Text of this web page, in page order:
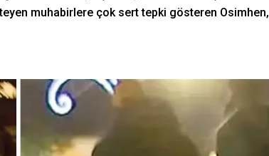
muhabirlere çok sert tepki gösteren Osimhen,